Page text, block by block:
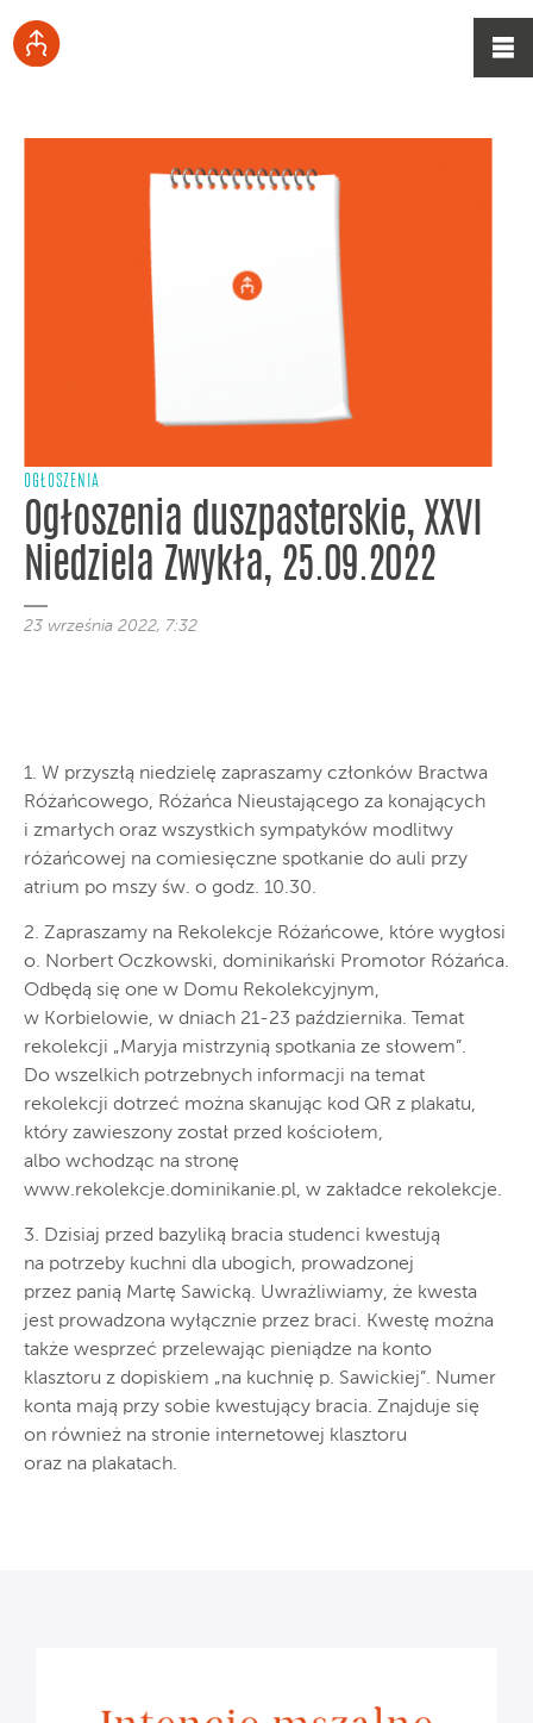
OGŁOSZENIA
Ogłoszenia duszpasterskie, XXVI
Niedziela Zwykła, 25.09.2022
23 września 2022, 7:32
1. W przyszłą niedzielę zapraszamy członków Bractwa
Różańcowego, Różańca Nieustającego za konających
i zmarłych oraz wszystkich sympatyków modlitwy
różańcowej na comiesięczne spotkanie do auli przy
atrium po mszy św. o godz. 10.30.
2. Zapraszamy na Rekolekcje Różańcowe, które wygłosi
o. Norbert Oczkowski, dominikański Promotor Różańca.
Odbędą się one w Domu Rekolekcyjnym,
w Korbielowie, w dniach 21-23 października. Temat
rekolekcji „Maryja mistrzynią spotkania ze słowem”.
Do wszelkich potrzebnych informacji na temat
rekolekcji dotrzeć można skanując kod QR z plakatu,
który zawieszony został przed kościołem,
albo wchodząc na stronę
www.rekolekcje.dominikanie.pl, w zakładce rekolekcje.
3. Dzisiaj przed bazyliką bracia studenci kwestują
na potrzeby kuchni dla ubogich, prowadzonej
przez panią Martę Sawicką. Uwrażliwiamy, że kwesta
jest prowadzona wyłącznie przez braci. Kwestę można
także wesprzeć przelewając pieniądze na konto
klasztoru z dopiskiem „na kuchnię p. Sawickiej”. Numer
konta mają przy sobie kwestujący bracia. Znajduje się
on również na stronie internetowej klasztoru
oraz na plakatach.